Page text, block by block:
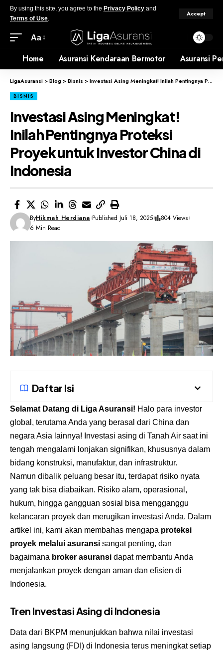
By using this site, you agree to the Privacy Policy and
Terms of Use.
Accept
Aa
Home Asuransi Kendaraan Bermotor Asuransi
LigaAsuransi >Blog >Bisnis >Investasi Asing Meningkat! Inilah Pentingnya Proteksi Proyek untuk Investor China di Indonesia
BISNIS
Investasi Asing Meningkat!
Inilah Pentingnya Proteksi
Proyek untuk Investor China di
Indonesia
ByHikmah Herdiana Published Juli 18, 2025
804 Views
6 Min Read
Daftar Isi
Selamat Datang di Liga Asuransi! Halo para investor
global, terutama Anda yang berasal dari China dan
negara Asia lainnya! Investasi asing di Tanah Air saat ini
tengah mengalami lonjakan signifikan, khususnya dalam
bidang konstruksi, manufaktur, dan infrastruktur.
Namun dibalik peluang besar itu, terdapat risiko nyata
yang tak bisa diabaikan. Risiko alam, operasional,
hukum, hingga gangguan sosial bisa mengganggu
kelancaran proyek dan merugikan investasi Anda. Dalam
artikel ini, kami akan membahas mengapa proteksi
proyek melalui asuransi sangat penting, dan
bagaimana broker asuransi dapat membantu Anda
menjalankan proyek dengan aman dan efisien di
Indonesia.
Tren Investasi Asing di Indonesia
Data dari BKPM menunjukkan bahwa nilai investasi
asing langsung (FDI) di Indonesia terus meningkat setiap